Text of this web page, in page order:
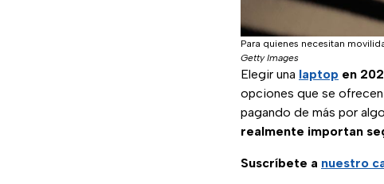
Para quienes necesitan
Getty Images
Elegir una laptop en
opciones que se
pagando de más por
realmente importan
Suscríbete a nuestro